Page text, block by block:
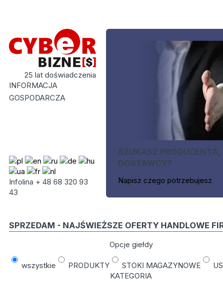
25 lat doświadczenia
INFORMACJA
GOSPODARCZA
Infolina + 48 68 320 93
43
SZUKASZ PRODUCENTA,
DOSTAWCY?
Napisz czego potrzebujesz
SPRZEDAM - NAJŚWIEŻSZE OFERTY HANDLOWE
Opcje giełdy
wszystkie PRODUKTY STOKI MAGAZYNOWE
KATEGORIA